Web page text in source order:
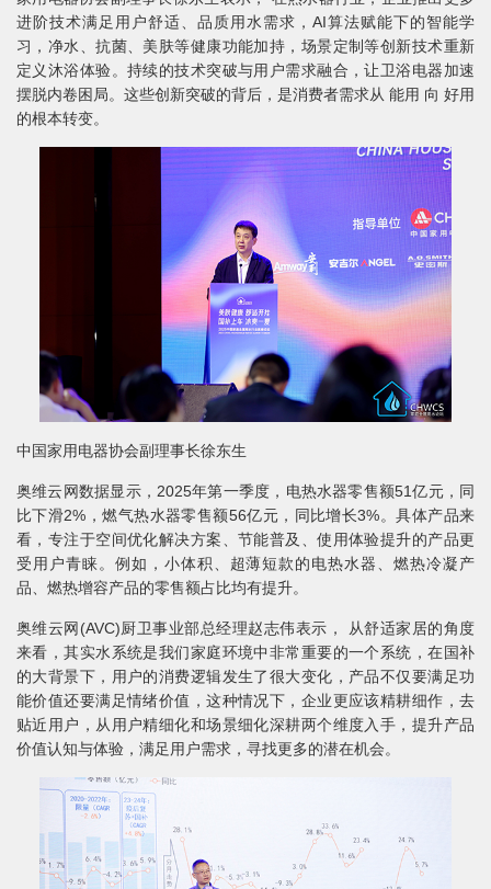
进阶技术满足用户舒适、品质用水需求，AI算法赋能下的智能学
习，净水、抗菌、美肤等健康功能加持，场景定制等创新技术重新
定义沐浴体验。持续的技术突破与用户需求融合，让卫浴电器加速
摆脱内卷困局。这些创新突破的背后，是消费者需求从 能用 向 好用
的根本转变。
中国家用电器协会副理事长徐东生
奥维云网数据显示，2025年第一季度，电热水器零售额51亿元，同
比下滑2%，燃气热水器零售额56亿元，同比增长3%。具体产品来
看，专注于空间优化解决方案、节能普及、使用体验提升的产品更
受用户青睐。例如，小体积、超薄短款的电热水器、燃热冷凝产
品、燃热增容产品的零售额占比均有提升。
奥维云网(AVC)厨卫事业部总经理赵志伟表示， 从舒适家居的角度
来看，其实水系统是我们家庭环境中非常重要的一个系统，在国补
的大背景下，用户的消费逻辑发生了很大变化，产品不仅要满足功
能价值还要满足情绪价值，这种情况下，企业更应该精耕细作，去
贴近用户，从用户精细化和场景细化深耕两个维度入手，提升产品
价值认知与体验，满足用户需求，寻找更多的潜在机会。